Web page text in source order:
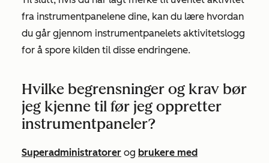
fra instrumentpanelene dine, kan du lære hvordan
du går gjennom instrumentpanelets aktivitetslogg
for å spore kilden til disse endringene.
Hvilke begrensninger og krav bør
jeg kjenne til før jeg oppretter
instrumentpaneler?
Superadministratorer og brukere med